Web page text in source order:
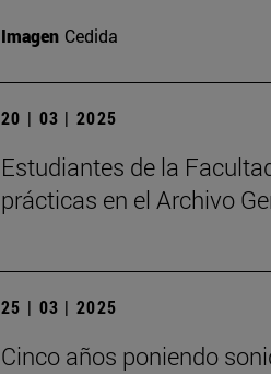
Imagen Cedida
20 | 03 | 2025
Estudiantes de la
prácticas en el Archivo
25 | 03 | 2025
Cinco años poniendo